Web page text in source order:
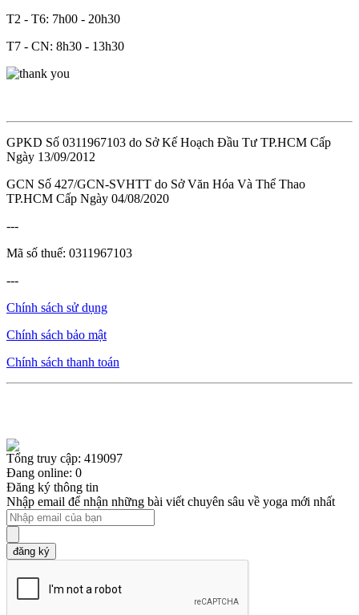
T2 - T6: 7h00 - 20h30
T7 - CN: 8h30 - 13h30
GPKD Số 0311967103 do Sở Kế Hoạch Đầu Tư TP.HCM Cấp
Ngày 13/09/2012
GCN Số 427/GCN-SVHTT do Sở Văn Hóa Và Thể Thao
TP.HCM Cấp Ngày 04/08/2020
---
Mã số thuế: 0311967103
---
Chính sách sử dụng
Chính sách bảo mật
Chính sách thanh toán
Tổng truy cập: 419097
Đang online: 0
Đăng ký thông tin
Nhập email để nhận những bài viết chuyên sâu về yoga mới nhất
đăng ký